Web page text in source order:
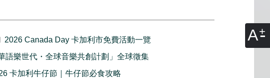
A
2026 Canada Day 卡加利市免費活動一覽
華語樂世代・全球音樂共創計劃」全球徵集
卡加利牛仔節｜牛仔節必食攻略